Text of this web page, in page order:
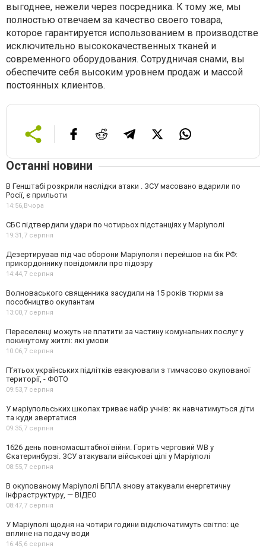
выгоднее, нежели через посредника. К тому же, мы
полностью отвечаем за качество своего товара,
которое гарантируется использованием в производстве
исключительно высококачественных тканей и
современного оборудования. Сотрудничая снами, вы
обеспечите себя высоким уровнем продаж и массой
постоянных клиентов.
Останні новини
В Генштабі розкрили наслідки атаки . ЗСУ масовано вдарили по
Росії, є прильоти
14:56,Вчора
СБС підтвердили удари по чотирьох підстанціях у Маріуполі
19:31,7 серпня
Дезертирував під час оборони Маріуполя і перейшов на бік РФ:
прикордоннику повідомили про підозру
14:44,7 серпня
Волноваського священника засудили на 15 років тюрми за
пособництво окупантам
13:00,7 серпня
Переселенці можуть не платити за частину комунальних послуг у
покинутому житлі: які умови
10:06,7 серпня
П’ятьох українських підлітків евакуювали з тимчасово окупованої
території, - ФОТО
09:53,7 серпня
У маріупольських школах триває набір учнів: як навчатимуться діти
та куди звертатися
09:35,7 серпня
1626 день повномасштабної війни. Горить черговий WB у
Єкатеринбурзі. ЗСУ атакували військові цілі у Маріуполі
08:55,7 серпня
В окупованому Маріуполі БПЛА знову атакували енергетичну
інфраструктуру, — ВІДЕО
08:47,7 серпня
У Маріуполі щодня на чотири години відключатимуть світло: це
вплине на подачу води
16:45,6 серпня